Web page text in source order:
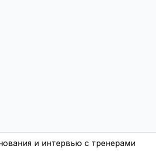
и интервью с тренерами